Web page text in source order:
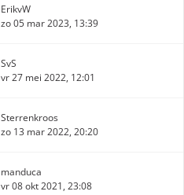
ErikvW
zo 05 mar 2023, 13:39
SvS
vr 27 mei 2022, 12:01
Sterrenkroos
zo 13 mar 2022, 20:20
manduca
vr 08 okt 2021, 23:08